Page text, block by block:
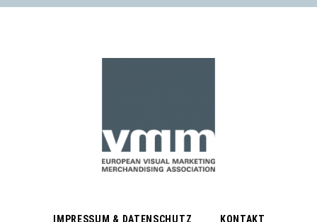
IMPRESSUM & DATENSCHUTZ KONTAKT